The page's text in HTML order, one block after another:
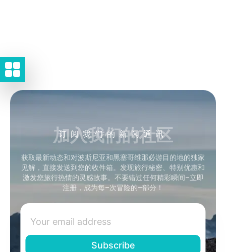
订阅我们的新闻通讯
加入我们的社区
获取最新动态和对波斯尼亚和黑塞哥维那必游目的地的独家
见解，直接发送到您的收件箱。发现旅行秘密、特别优惠和
激发您旅行热情的灵感故事。不要错过任何精彩瞬间–立即
注册，成为每–次冒险的–部分！